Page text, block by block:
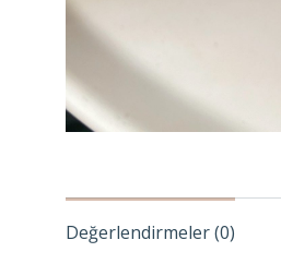
Değerlendirmeler (0)